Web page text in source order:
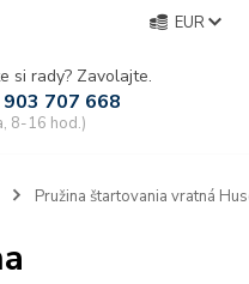
EUR
si rady? Zavolajte.
707 668
8-16 hod.)
Pružina štartovania vratná